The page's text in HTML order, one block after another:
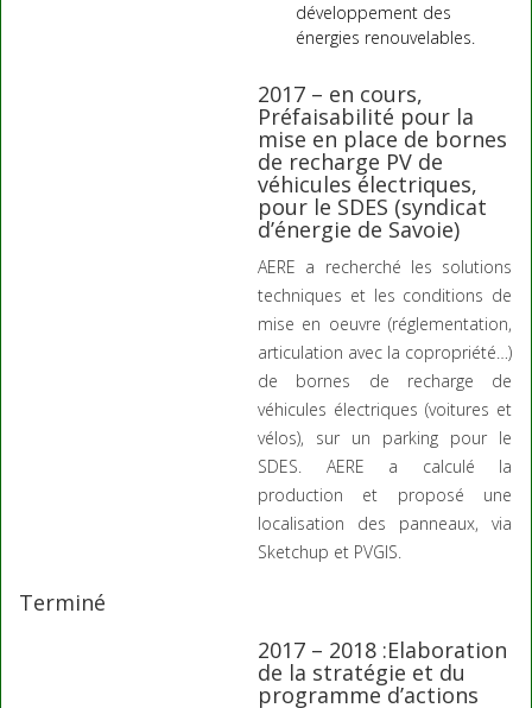
développement des
énergies renouvelables.
2017 – en cours,
Préfaisabilité pour la
mise en place de bornes
de recharge PV de
véhicules électriques,
pour le SDES (syndicat
d’énergie de Savoie)
AERE a recherché les solutions
techniques et les conditions de
mise en oeuvre (réglementation,
articulation avec la copropriété…)
de bornes de recharge de
véhicules électriques (voitures et
vélos), sur un parking pour le
SDES. AERE a calculé la
production et proposé une
localisation des panneaux, via
Sketchup et PVGIS.
Terminé
2017 – 2018 :Elaboration
de la stratégie et du
programme d’actions